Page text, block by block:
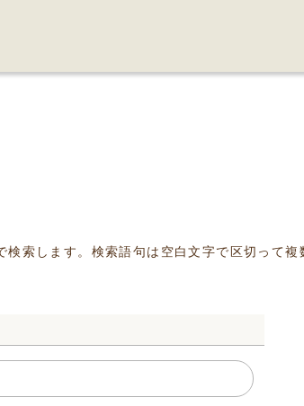
索します。検索語句は空白文字で区切って